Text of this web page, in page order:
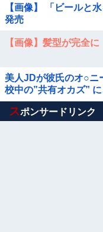
【画像】 「ビールと
発売
【画像】髪型が完全
美人JDが彼氏のオ○ニ
校中の”共有オカズ”
Powered by livedoor 相
スポンサードリンク